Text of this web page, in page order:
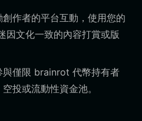
創作者的平台互動，使用您的
文化一致的內容打賞或版
與僅限 brainrot 代幣持有者
投或流動性資金池。